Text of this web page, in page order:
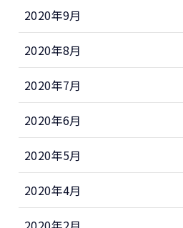
2020年9月
2020年8月
2020年7月
2020年6月
2020年5月
2020年4月